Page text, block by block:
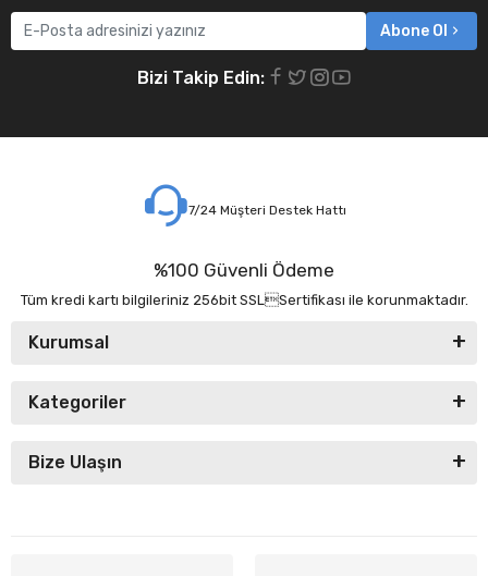
Abone Ol
Bizi Takip Edin:
7/24 Müşteri Destek Hattı
%100 Güvenli Ödeme
Tüm kredi kartı bilgileriniz 256bit SSLSertifikası ile korunmaktadır.
Kurumsal
Kategoriler
Bize Ulaşın